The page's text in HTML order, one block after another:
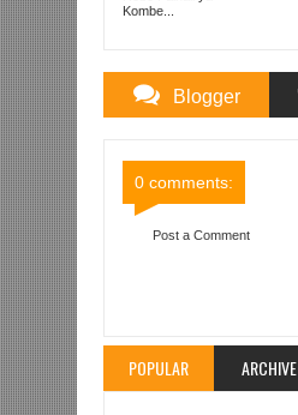
Kombe...
Blogger
0 comments:
Post a Comment
POPULAR ARCHIVE